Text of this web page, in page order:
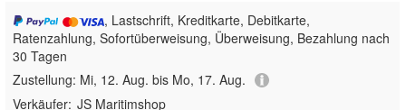
, Lastschrift, Kreditkarte, Debitkarte,
Ratenzahlung, Sofortüberweisung, Überweisung, Bezahlung nach
30 Tagen
Zustellung: Mi, 12. Aug. bis Mo, 17. Aug.
Verkäufer: JS Maritimshop